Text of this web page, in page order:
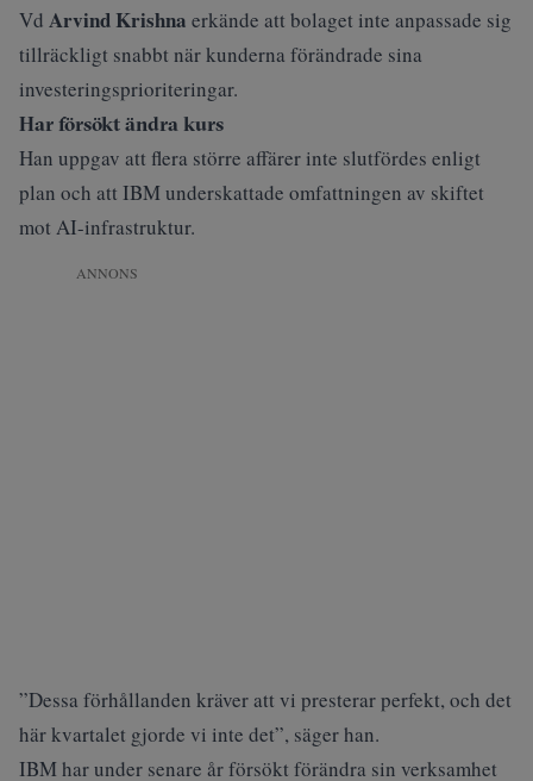
Vd Arvind Krishna erkände att bolaget inte anpassade sig
tillräckligt snabbt när kunderna förändrade sina
investeringsprioriteringar.
Har försökt ändra kurs
Han uppgav att flera större affärer inte slutfördes enligt
plan och att IBM underskattade omfattningen av skiftet
mot AI-infrastruktur.
ANNONS
”Dessa förhållanden kräver att vi presterar perfekt, och det
här kvartalet gjorde vi inte det”, säger han.
IBM har under senare år försökt förändra sin verksamhet